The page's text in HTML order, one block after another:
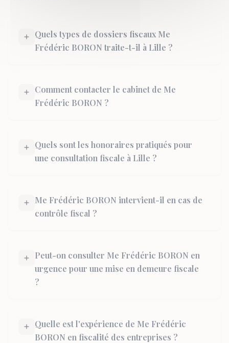
Quels types de dossiers fiscaux Me
Frédéric BORON traite-t-il à Lille ?
Comment contacter le cabinet de Me
Frédéric BORON ?
Quels sont les honoraires pratiqués pour
une consultation fiscale à Lille ?
Me Frédéric BORON intervient-il en cas de
contrôle fiscal ?
Peut-on consulter Me Frédéric BORON en
urgence pour une mise en demeure fiscale
?
Quelle est l'expérience de Me Frédéric
BORON en fiscalité des entreprises ?